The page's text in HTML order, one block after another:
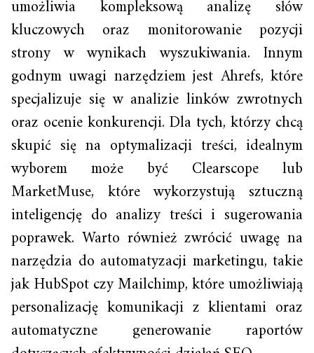
umożliwia kompleksową analizę słów
kluczowych oraz monitorowanie pozycji
strony w wynikach wyszukiwania. Innym
godnym uwagi narzędziem jest Ahrefs, które
specjalizuje się w analizie linków zwrotnych
oraz ocenie konkurencji. Dla tych, którzy chcą
skupić się na optymalizacji treści, idealnym
wyborem może być Clearscope lub
MarketMuse, które wykorzystują sztuczną
inteligencję do analizy treści i sugerowania
poprawek. Warto również zwrócić uwagę na
narzędzia do automatyzacji marketingu, takie
jak HubSpot czy Mailchimp, które umożliwiają
personalizację komunikacji z klientami oraz
automatyczne generowanie raportów